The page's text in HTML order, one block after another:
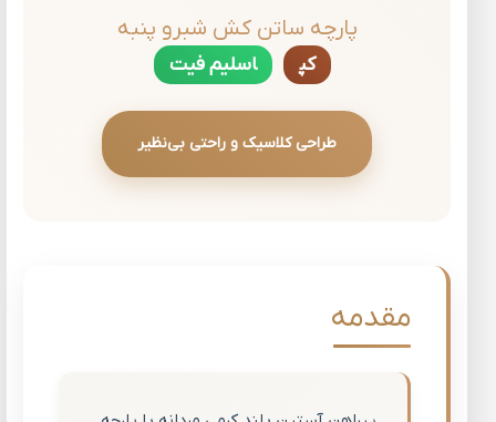
پارچه ساتن کش شبرو پنبه
کپ اسلیم فیت
طراحی کلاسیک و راحتی بی‌نظیر
مقدمه